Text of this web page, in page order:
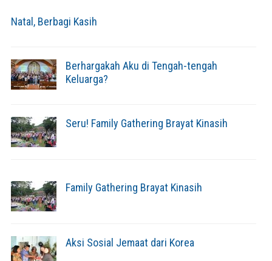
Natal, Berbagi Kasih
Berhargakah Aku di Tengah-tengah
Keluarga?
Seru! Family Gathering Brayat Kinasih
Family Gathering Brayat Kinasih
Aksi Sosial Jemaat dari Korea